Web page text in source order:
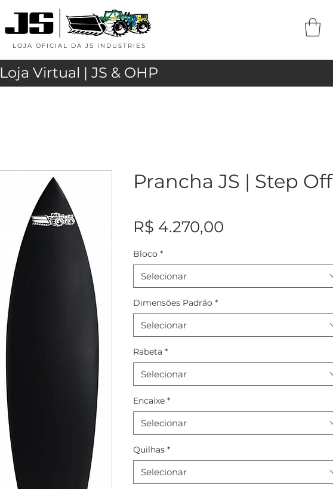
LOJA OFICIAL DA JS INDUSTRIES
Loja Virtual | JS & OHP
Prancha JS | Step Off
R$ 4.270,00
Bloco *
Selecionar
Dimensões Padrão *
Selecionar
Rabeta *
Selecionar
Encaixe *
Selecionar
Quilhas *
Selecionar